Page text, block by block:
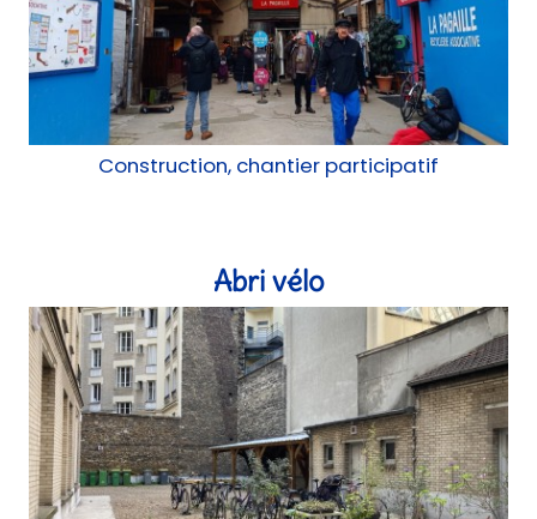
Construction, chantier participatif
Abri vélo
chantier participatif